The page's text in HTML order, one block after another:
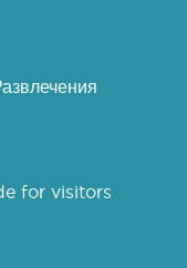
for visitors